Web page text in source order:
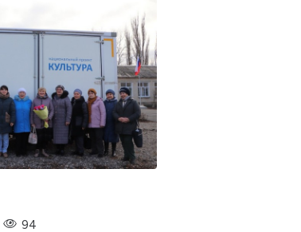
94